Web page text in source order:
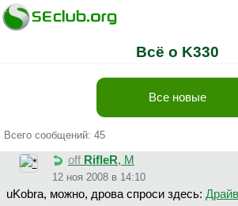
Всё о K330
Все новые
Всего сообщений: 45
off RifleR, М
12 ноя 2008 в 14:10
uKobra, можно, дрова спроси здесь: